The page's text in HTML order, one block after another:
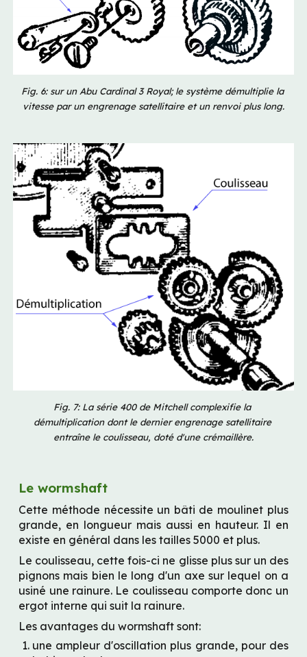
Fig. 6: sur un Abu Cardinal 3 Royal; le système démultiplie la
vitesse par un engrenage satellitaire et un renvoi plus long.
Fig. 7: La série 400 de Mitchell complexifie la
démultiplication dont le dernier engrenage satellitaire
entraîne le coulisseau, doté d'une crémaillère.
Le wormshaft
Cette méthode nécessite un bâti de moulinet plus
grande, en longueur mais aussi en hauteur. Il en
existe en général dans les tailles 5000 et plus.
Le coulisseau, cette fois-ci ne glisse plus sur un des
pignons mais bien le long d'un axe sur lequel on a
usiné une rainure. Le coulisseau comporte donc un
ergot interne qui suit la rainure.
Les avantages du wormshaft sont:
une ampleur d'oscillation plus grande, pour des